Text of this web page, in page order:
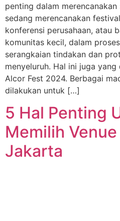
penting dalam
sedang merencanakan
konferensi perusahaan, atau
komunitas kecil, dalam
serangkaian tindakan dan
menyeluruh. Hal ini juga
Alcor Fest 2024. Berbagai
dilakukan untuk […]
5 Hal Penting
Memilih
Jakarta